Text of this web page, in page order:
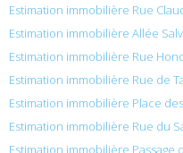
Estimation immobilière Rue
Estimation immobilière Allée
Estimation immobilière Rue
Estimation immobilière Rue de
Estimation immobilière Place
Estimation immobilière Rue du
Estimation immobilière Passage